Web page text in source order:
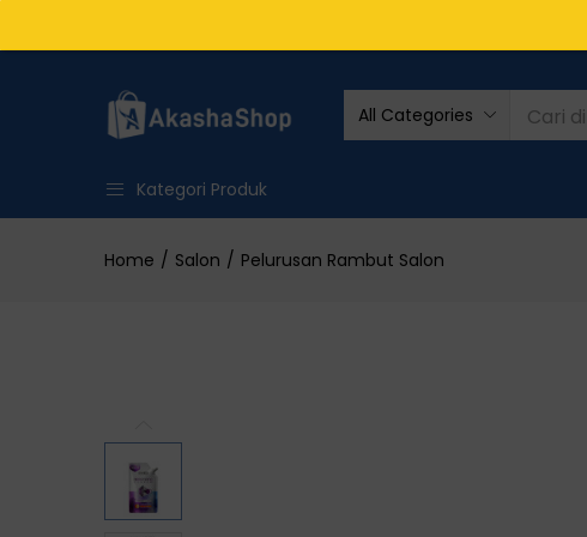
All Categories
Kategori Produk
Home Salon Pelurusan Rambut Salon